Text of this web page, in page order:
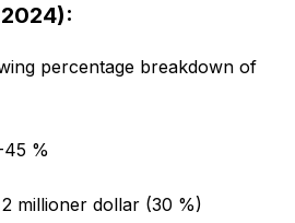
percentage breakdown of
%
millioner dollar (30 %)